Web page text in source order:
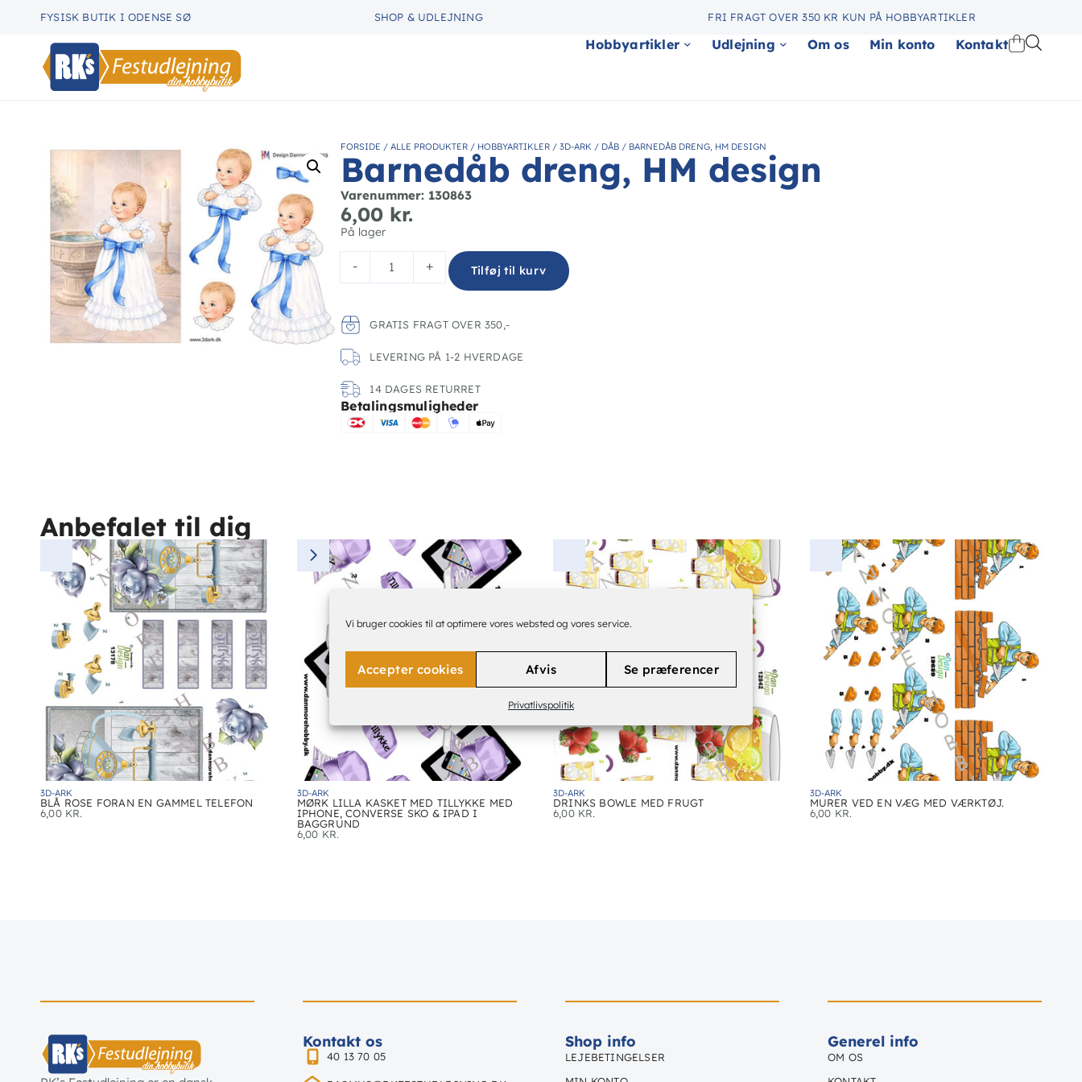
Vi bruger cookies til at optimere vores websted og vores service.
Accepter cookies Afvis Se præferencer
Privatlivspolitik
FYSISK BUTIK I ODENSE SØ SHOP & UDLEJNING FRI FRAGT OVER 350 KR KUN PÅ HOBBYARTIKLER
Hobbyartikler Udlejning Om os Min konto Kontakt
FORSIDE /ALLE PRODUKTER / HOBBYARTIKLER /3D-ARK / DÅB / BARNEDÅB DRENG, HM DESIGN
Barnedåb dreng, HM design
Varenummer: 130863
6,00 kr.
På lager
- + Tilføj til kurv
GRATIS FRAGT OVER 350,-
LEVERING PÅ 1-2 HVERDAGE
14 DAGES RETURRET
Betalingsmuligheder
Anbefalet til dig
3D-ARK
BLÅ ROSE FORAN EN GAMMEL TELEFON
6,00 KR.
3D-ARK
MØRK LILLA KASKET MED TILLYKKE MED
IPHONE, CONVERSE SKO & IPAD I
BAGGRUND
6,00 KR.
3D-ARK
DRINKS BOWLE MED FRUGT
6,00 KR.
3D-ARK
MURER VED EN VÆG MED VÆRKTØJ.
6,00 KR.
Kontakt os
40 13 70 05
Shop info
LEJEBETINGELSER
Generel info
OM OS